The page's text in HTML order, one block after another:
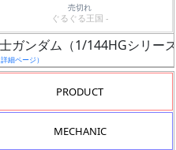
売切れ
ぐるぐる王国 -
ガンダム（1/144HGシリー
詳細ページ）
PRODUCT
MECHANIC